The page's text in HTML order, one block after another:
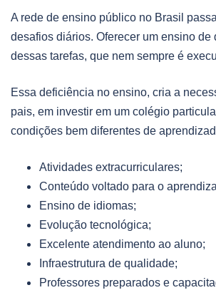
A rede de ensino público no Brasil
desafios diários. Oferecer um ensino de
dessas tarefas, que nem sempre é
Essa deficiência no ensino, cria a
pais, em investir em um colégio
condições bem diferentes de
Atividades extracurriculares;
Conteúdo voltado para o
Ensino de idiomas;
Evolução tecnológica;
Excelente atendimento ao aluno;
Infraestrutura de qualidade;
Professores preparados e